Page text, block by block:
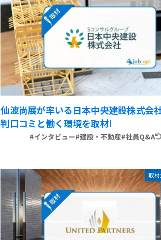
仙波尚展が率いる日本中央建設株式会
判口コミと働く環境を取材!
#インタビュー#建設・不動産#社員Q&A
取